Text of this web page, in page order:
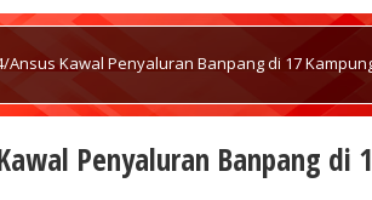
Ansus Kawal Penyaluran Banpang di 17
Penyaluran Banpang di